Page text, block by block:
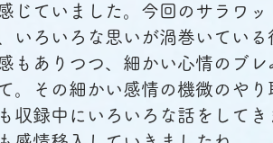
じていました。今回のサラワ
いろいろな思いが渦巻いてい
もありつつ、細かい心情のブ
。その細かい感情の機微のや
収録中にいろいろな話をして